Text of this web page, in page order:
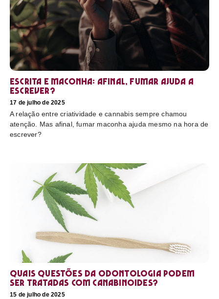
Escrita e maconha: afinal, fumar ajuda a
escrever?
17 de julho de 2025
A relação entre criatividade e cannabis sempre chamou
atenção. Mas afinal, fumar maconha ajuda mesmo na hora de
escrever?
Quais questões da odontologia podem
ser tratadas com canabinoides?
15 de julho de 2025